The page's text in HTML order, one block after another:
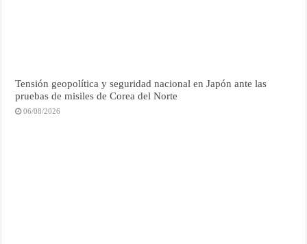
Tensión geopolítica y seguridad nacional en Japón ante las
pruebas de misiles de Corea del Norte
06/08/2026